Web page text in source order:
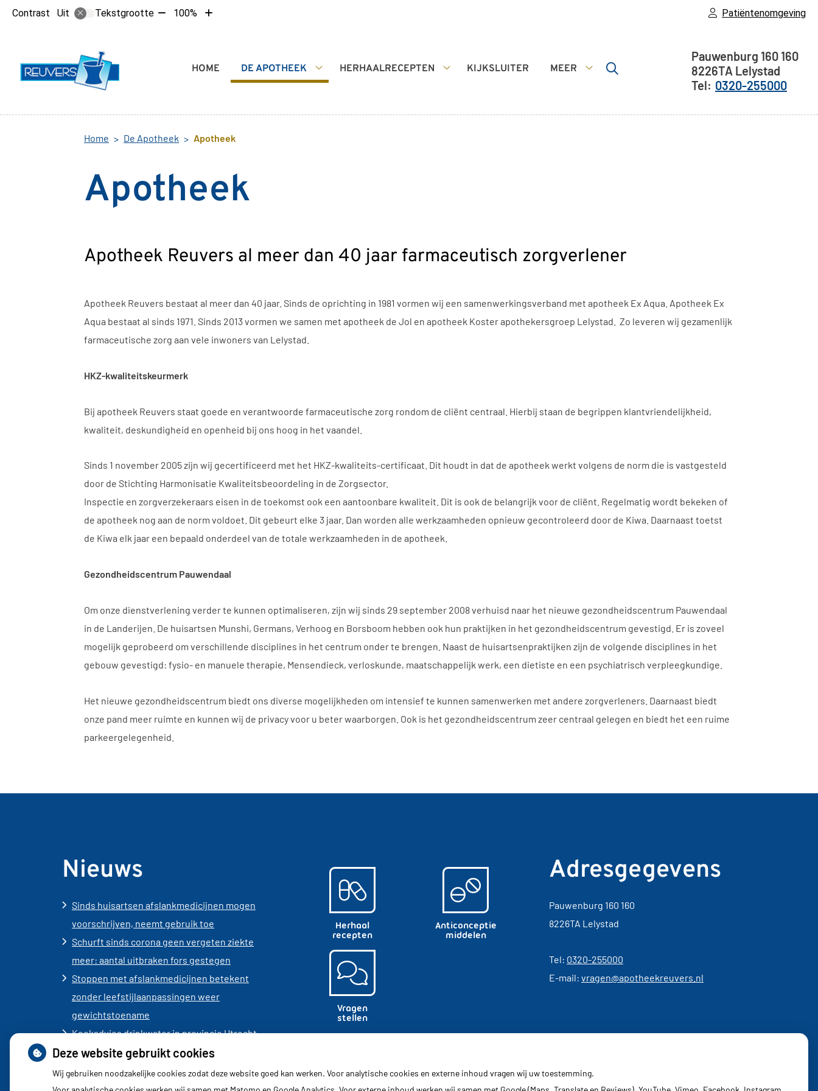
Contrast Uit Tekstgrootte Tekst100%
Tekst
Patiëntenomgeving
Hoofdmenu
HOME
DE APOTHEEK
De
HERHAALRECEPTEN
KIJKSLUITER
MEER
Pauwenburg 160 160
8226TA Lelystad
0320-255000
Home De Apotheek Apotheek
Apotheek
Apotheek Reuvers al meer dan 40 jaar farmaceutisch zorgverlener
Apotheek Reuvers bestaat al meer dan 40 jaar. Sinds de oprichting in 1981 vormen wij een samenwerkingsverband met apotheek Ex Aqua. Apotheek Ex
Aqua bestaat al sinds 1971. Sinds 2013 vormen we samen met apotheek de Jol en apotheek Koster apothekersgroep Lelystad. Zo leveren wij gezamenlijk
farmaceutische zorg aan vele inwoners van Lelystad.
HKZ-kwaliteitskeurmerk
Bij apotheek Reuvers staat goede en verantwoorde farmaceutische zorg rondom de cliënt centraal. Hierbij staan de begrippen klantvriendelijkheid,
kwaliteit, deskundigheid en openheid bij ons hoog in het vaandel.
Sinds 1 november 2005 zijn wij gecertificeerd met het HKZ-kwaliteits-certificaat. Dit houdt in dat de apotheek werkt volgens de norm die is vastgesteld
door de Stichting Harmonisatie Kwaliteitsbeoordeling in de Zorgsector.
Inspectie en zorgverzekeraars eisen in de toekomst ook een aantoonbare kwaliteit. Dit is ook de belangrijk voor de cliënt. Regelmatig wordt bekeken of
de apotheek nog aan de norm voldoet. Dit gebeurt elke 3 jaar. Dan worden alle werkzaamheden opnieuw gecontroleerd door de Kiwa. Daarnaast toetst
de Kiwa elk jaar een bepaald onderdeel van de totale werkzaamheden in de apotheek.
Gezondheidscentrum Pauwendaal
Om onze dienstverlening verder te kunnen optimaliseren, zijn wij sinds 29 september 2008 verhuisd naar het nieuwe gezondheidscentrum Pauwendaal
in de Landerijen. De huisartsen Munshi, Germans, Verhoog en Borsboom hebben ook hun praktijken in het gezondheidscentrum gevestigd. Er is zoveel
mogelijk geprobeerd om verschillende disciplines in het centrum onder te brengen. Naast de huisartsenpraktijken zijn de volgende disciplines in het
gebouw gevestigd: fysio- en manuele therapie, Mensendieck, verloskunde, maatschappelijk werk, een dietiste en een psychiatrisch verpleegkundige.
Het nieuwe gezondheidscentrum biedt ons diverse mogelijkheden om intensief te kunnen samenwerken met andere zorgverleners. Daarnaast biedt
onze pand meer ruimte en kunnen wij de privacy voor u beter waarborgen. Ook is het gezondheidscentrum zeer centraal gelegen en biedt het een ruime
parkeergelegenheid.
Nieuws
Sinds huisartsen afslankmedicijnen mogen
voorschrijven, neemt gebruik toe
Schurft sinds corona geen vergeten ziekte
meer: aantal uitbraken fors gestegen
Stoppen met afslankmedicijnen betekent
zonder leefstijlaanpassingen weer
gewichtstoename
Kookadvies drinkwater in provincie Utrecht
vanwege besmetting
Terugroepactie babyvoeding Nestlé: bacterie
kan baby’s ziek maken
Herhaal
recepten
Anticonceptie
middelen
Vragen
stellen
Adresgegevens
Pauwenburg 160 160
8226TA Lelystad
Tel: 0320-255000
E-mail: vragen@apotheekreuvers.nl
Deze website gebruikt cookies
Wij gebruiken noodzakelijke cookies zodat deze website goed kan werken. Voor analytische cookies en externe inhoud vragen wij uw toestemming.